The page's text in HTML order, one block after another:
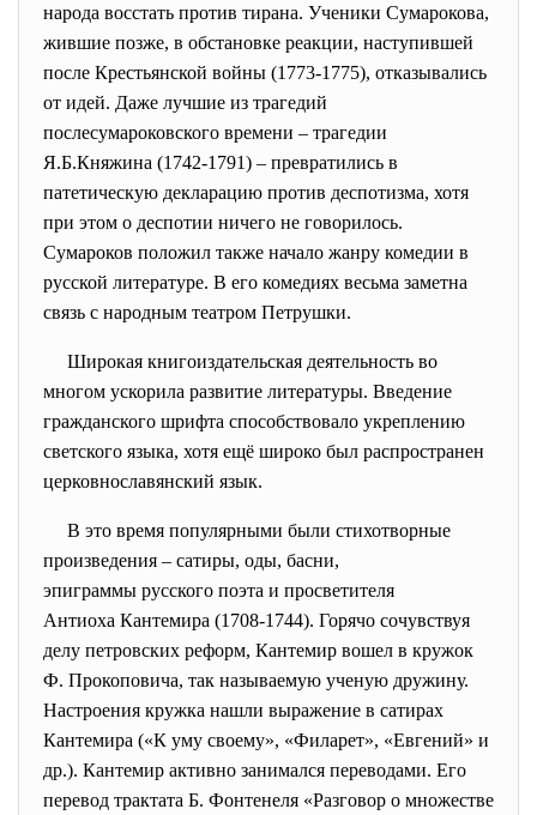
народа восстать против тирана. Ученики Сумарокова,
жившие позже, в обстановке реакции, наступившей
после Крестьянской войны (1773-1775), отказывались
от идей. Даже лучшие из трагедий
послесумароковского времени – трагедии
Я.Б.Княжина (1742-1791) – превратились в
патетическую декларацию против деспотизма, хотя
при этом о деспотии ничего не говорилось.
Сумароков положил также начало жанру комедии в
русской литературе. В его комедиях весьма заметна
связь с народным театром Петрушки.
Широкая книгоиздательская деятельность во
многом ускорила развитие литературы. Введение
гражданского шрифта способствовало укреплению
светского языка, хотя ещё широко был распространен
церковнославянский язык.
В это время популярными были стихотворные
произведения – сатиры, оды, басни,
эпиграммы русского поэта и просветителя
Антиоха Кантемира (1708-1744). Горячо сочувствуя
делу петровских реформ, Кантемир вошел в кружок
Ф. Прокоповича, так называемую ученую дружину.
Настроения кружка нашли выражение в сатирах
Кантемира («К уму своему», «Филарет», «Евгений» и
др.). Кантемир активно занимался переводами. Его
перевод трактата Б. Фонтенеля «Разговор о множестве